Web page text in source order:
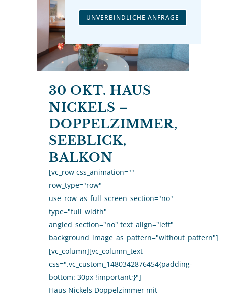
30 OKT. HAUS
NICKELS –
DOPPELZIMMER,
SEEBLICK,
BALKON
[vc_row css_animation=""
row_type="row"
use_row_as_full_screen_section="no"
type="full_width"
angled_section="no" text_align="left"
background_image_as_pattern="without_pattern"]
[vc_column][vc_column_text
css=".vc_custom_1480342876454{padding-
bottom: 30px !important;}"]
Haus Nickels Doppelzimmer mit
UNVERBINDLICHE ANFRAGE